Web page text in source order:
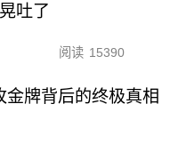
吐了
阅读 15390
牌背后的终极真相